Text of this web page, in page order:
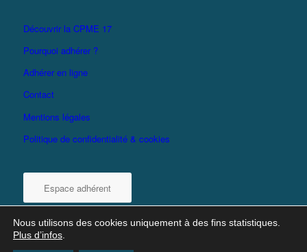
Découvrir la CPME 17
Pourquoi adhérer ?
Adhérer en ligne
Contact
Mentions légales
Politique de confidentialité & cookies
Espace adhérent
Nous utilisons des cookies uniquement à des fins statistiques.
Plus d’infos